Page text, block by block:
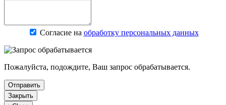
Согласие на обработку персональных данных
Пожалуйста, подождите, Ваш запрос обрабатывается.
Отправить
Закрыть